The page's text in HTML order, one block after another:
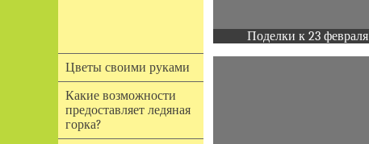
Цветы своими руками
Какие возможности
предоставляет ледяная
горка?
Поделки к 23 февраля